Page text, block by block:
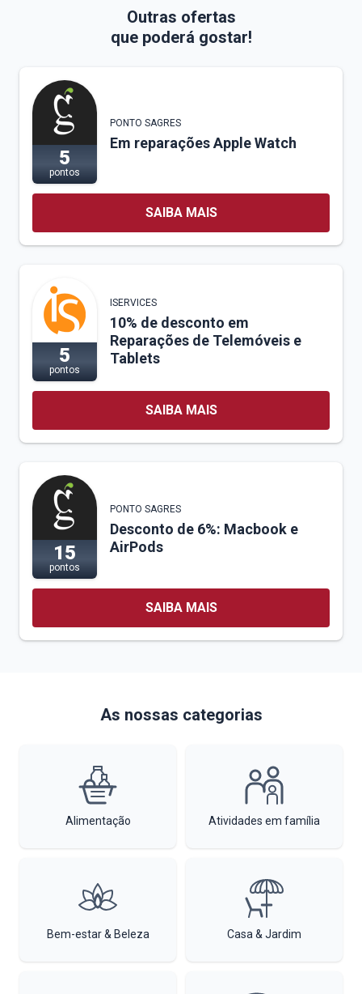
Outras ofertas
que poderá gostar!
5
pontos
PONTO SAGRES
Em reparações Apple Watch
SAIBA MAIS
5
pontos
ISERVICES
10% de desconto em
Reparações de Telemóveis e
Tablets
SAIBA MAIS
15
pontos
PONTO SAGRES
Desconto de 6%: Macbook e
AirPods
SAIBA MAIS
As nossas categorias
Alimentação Atividades em família
Bem-estar & Beleza Casa & Jardim